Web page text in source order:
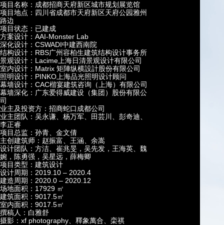
项目名称：成都招商天府新区城市规划展览馆
项目地点：四川省成都市天府新区天府公园雅州
路边
项目状态：已建成
方案设计： AAI-Monster Lab
深化设计： CSWADI中建西南院
结构设计： RBS广州容柏生建筑结构设计事务所
景观设计： Lacime 上海日清景观设计有限公司
室内设计： Matrix 矩陣纵横設計股份有限公司
照明设计： PINKO 上海品光照明设计顾问
幕墙设计： CAC楷宴建筑咨询（上海）有限公司
幕墙深化：广东爱得威建设（集团）股份有限公
司
业主及投资方：招商蛇口成都公司
业主团队：吴永谦、杨万军、田芸川、彭奇迪、
李正睿
项目总监：孙青、金文倩
主创建筑师：赵振富、王涵、余嵩
设计团队：方洁、崔兆旻，吴先发，王海英、魏
婉，陈勇强，吴星远，薛梅卿
项目类型：建筑设计
设计周期： 2019.10 – 2020.4
建造周期： 2020.0 – 2020.12
场地面积： 17929 ㎡
建筑面积： 9017.5㎡
室内面积： 9017.5㎡
撰稿人：白雅舒
摄影： xf photography 、釋象萬合、栾祺